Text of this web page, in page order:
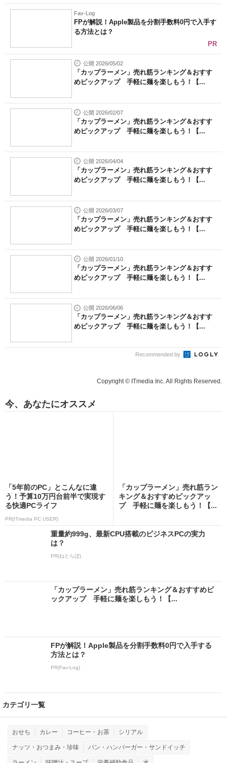
Fav-Log
FPが解説！Apple製品を分割手数料0円で入手す
る方法とは？
PR
公開 2026/05/02
「カップラーメン」売れ筋ランキング＆おすす
めピックアップ 手軽に麺を楽しもう！【...
公開 2026/02/07
「カップラーメン」売れ筋ランキング＆おすす
めピックアップ 手軽に麺を楽しもう！【...
公開 2026/04/04
「カップラーメン」売れ筋ランキング＆おすす
めピックアップ 手軽に麺を楽しもう！【...
公開 2026/03/07
「カップラーメン」売れ筋ランキング＆おすす
めピックアップ 手軽に麺を楽しもう！【...
公開 2026/01/10
「カップラーメン」売れ筋ランキング＆おすす
めピックアップ 手軽に麺を楽しもう！【...
公開 2026/06/06
「カップラーメン」売れ筋ランキング＆おすす
めピックアップ 手軽に麺を楽しもう！【...
Recommended by
Copyright © ITmedia Inc. All Rights Reserved.
今、あなたにオススメ
「5年前のPC」とこんなに違
う！予算10万円台前半で実現す
る快適PCライフ
PR(ITmedia PC USER)
「カップラーメン」売れ筋ラン
キング＆おすすめピックアッ
プ 手軽に麺を楽しもう！【...
重量約999g、最新CPU搭載のビジネスPCの実力
は？
PR(ねとらぼ)
「カップラーメン」売れ筋ランキング＆おすすめピ
ックアップ 手軽に麺を楽しもう！【...
FPが解説！Apple製品を分割手数料0円で入手する
方法とは？
PR(Fav-Log)
カテゴリ一覧
おせち カレー コーヒー・お茶 シリアル
ナッツ・おつまみ・珍味 パン・ハンバーガー・サンドイッチ